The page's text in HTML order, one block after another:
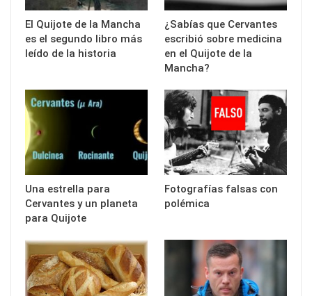
El Quijote de la Mancha
es el segundo libro más
leído de la historia
¿Sabías que Cervantes
escribió sobre medicina
en el Quijote de la
Mancha?
Una estrella para
Cervantes y un planeta
para Quijote
Fotografías falsas con
polémica